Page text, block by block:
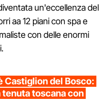
un'eccellenza del
aa 12 piani con spa e
con delle enormi
Castiglion del Bosco:
toscana con